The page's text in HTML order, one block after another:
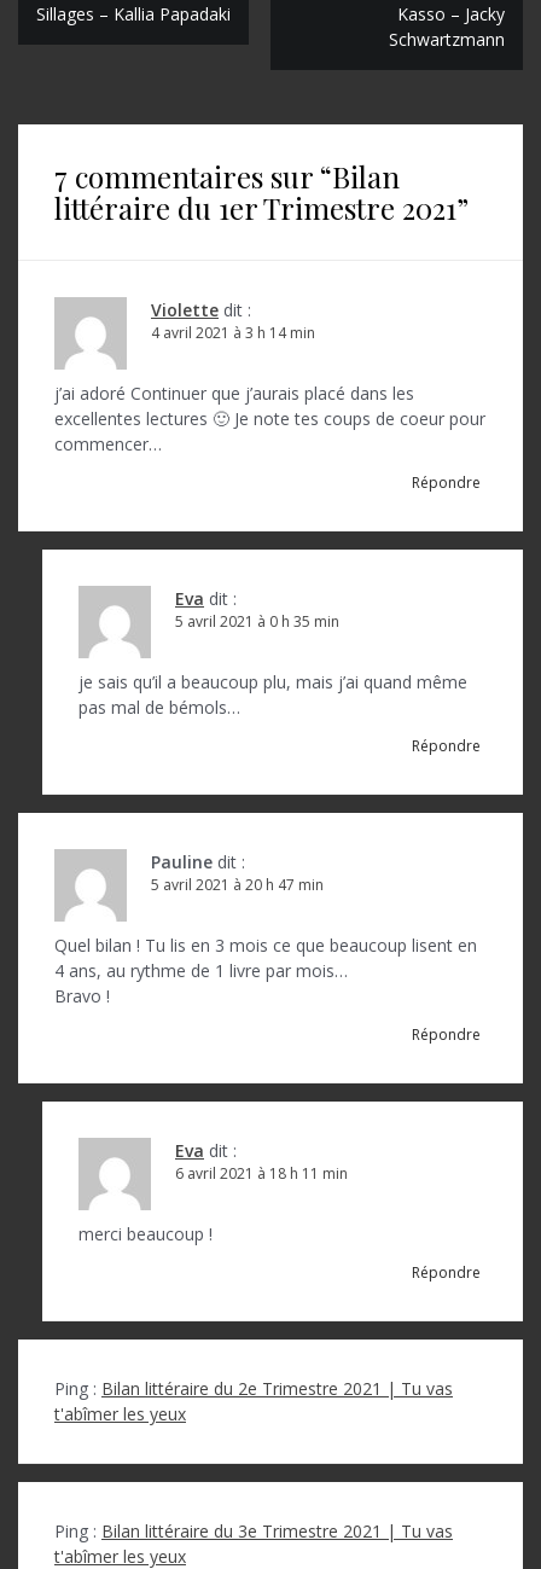
N
’
e
Sillages – Kallia Papadaki
Kasso – Jacky
Schwartzmann
7 commentaires sur “Bilan
littéraire du 1er Trimestre 2021”
Violette dit :
4 avril 2021 à 3 h 14 min
j’ai adoré Continuer que j’aurais placé dans les
excellentes lectures 🙂 Je note tes coups de coeur pour
commencer…
Répondre
Eva dit :
5 avril 2021 à 0 h 35 min
je sais qu’il a beaucoup plu, mais j’ai quand même
pas mal de bémols…
Répondre
Pauline dit :
5 avril 2021 à 20 h 47 min
Quel bilan ! Tu lis en 3 mois ce que beaucoup lisent en
4 ans, au rythme de 1 livre par mois…
Bravo !
Répondre
Eva dit :
6 avril 2021 à 18 h 11 min
merci beaucoup !
Répondre
Ping : Bilan littéraire du 2e Trimestre 2021 | Tu vas
t'abîmer les yeux
Ping : Bilan littéraire du 3e Trimestre 2021 | Tu vas
t'abîmer les yeux